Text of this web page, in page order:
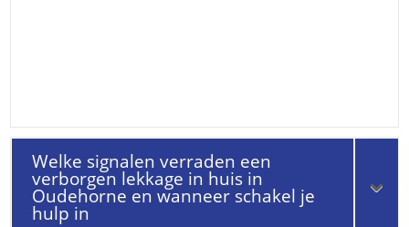
Welke signalen verraden een
verborgen lekkage in huis in
Oudehorne en wanneer schakel je
hulp in